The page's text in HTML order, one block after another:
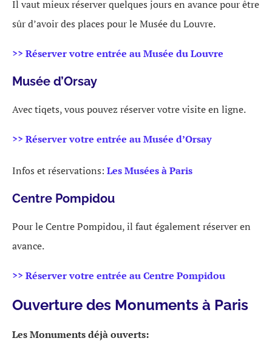
Il vaut mieux réserver quelques jours en avance pour être
sûr d’avoir des places pour le Musée du Louvre.
>> Réserver votre entrée au Musée du Louvre
Musée d’Orsay
Avec tiqets, vous pouvez réserver votre visite en ligne.
>> Réserver votre entrée au Musée d’Orsay
Infos et réservations: Les Musées à Paris
Centre Pompidou
Pour le Centre Pompidou, il faut également réserver en
avance.
>> Réserver votre entrée au Centre Pompidou
Ouverture des Monuments à Paris
Les Monuments déjà ouverts: